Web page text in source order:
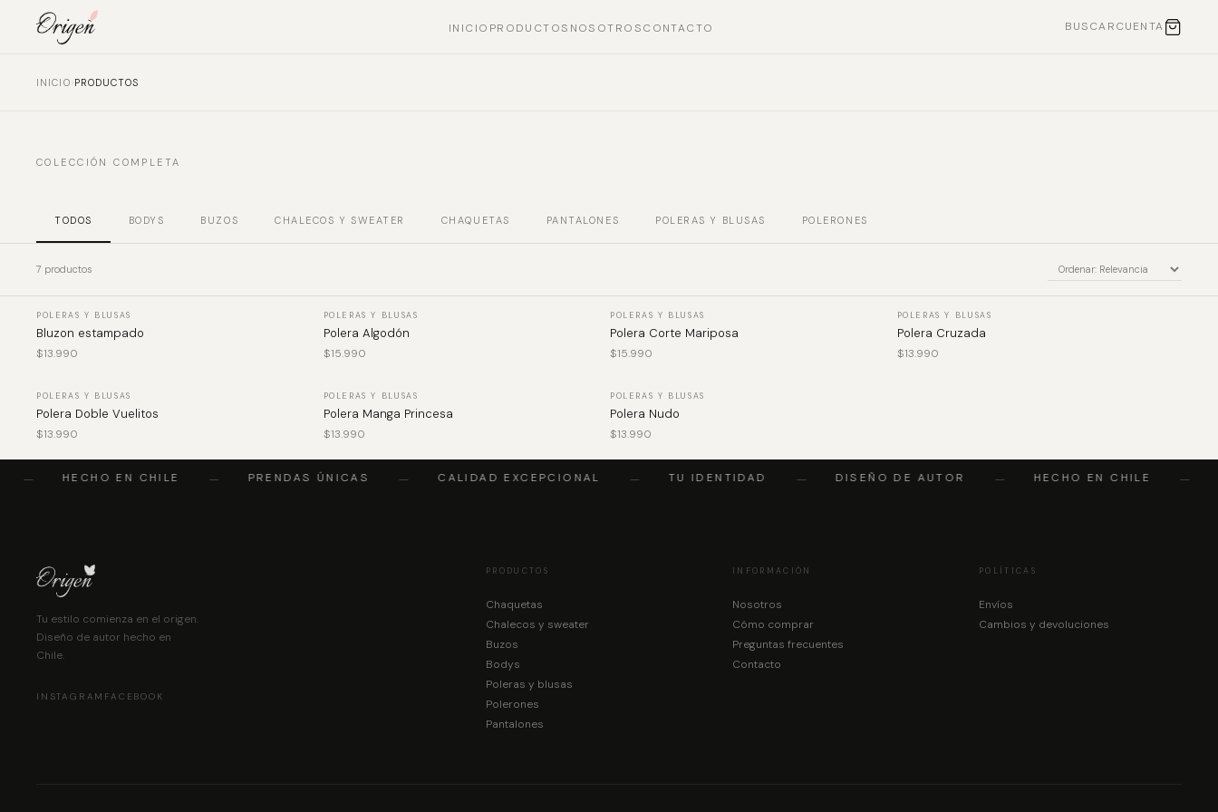
INICIO PRODUCTOS NOSOTROSCONTACTO BUSCARCUENTA
INICIO›PRODUCTOS
COLECCIÓN COMPLETA
TODOS BODYS BUZOS CHALECOS Y SWEATER CHAQUETAS PANTALONES POLERAS Y BLUSAS POLERONES
7 productos
POLERAS Y BLUSAS
Bluzon estampado
$13.990
POLERAS Y BLUSAS
Polera Algodón
$15.990
POLERAS Y BLUSAS
Polera Corte Mariposa
$15.990
POLERAS Y BLUSAS
Polera Cruzada
$13.990
POLERAS Y BLUSAS
Polera Doble Vuelitos
$13.990
POLERAS Y BLUSAS
Polera Manga Princesa
$13.990
POLERAS Y BLUSAS
Polera Nudo
$13.990
— HECHO EN CHILE — PRENDAS ÚNICAS — CALIDAD EXCEPCIONAL — TU IDENTIDAD — DISEÑO DE AUTOR — HECHO EN CHILE —
Tu estilo comienza en el origen.
Diseño de autor hecho en
Chile.
INSTAGRAM FACEBOOK
PRODUCTOS
Chaquetas
Chalecos y sweater
Buzos
Bodys
Poleras y blusas
Polerones
Pantalones
INFORMACIÓN
Nosotros
Cómo comprar
Preguntas frecuentes
Contacto
POLÍTICAS
Envíos
Cambios y devoluciones